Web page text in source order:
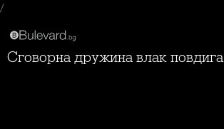
/
Сговорна дружина влак повдига